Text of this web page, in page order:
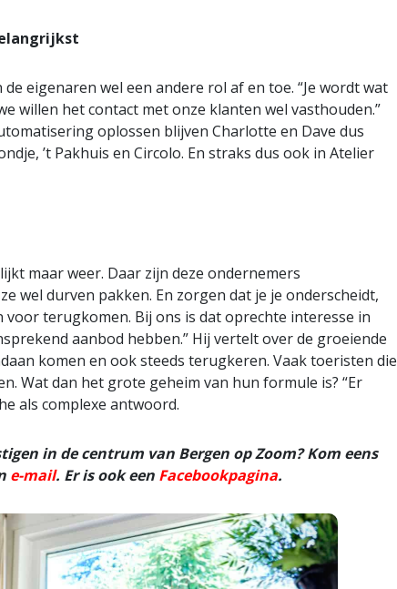
eigenaren wel een andere rol af en toe. “Je wordt wat
willen het contact met onze klanten wel vasthouden.”
oplossen blijven Charlotte en Dave dus
’t Pakhuis en Circolo. En straks dus ook in Atelier
maar weer. Daar zijn deze ondernemers
wel durven pakken. En zorgen dat je je onderscheidt,
terugkomen. Bij ons is dat oprechte interesse in
aanbod hebben.” Hij vertelt over de groeiende
komen en ook steeds terugkeren. Vaak toeristen die
Wat dan het grote geheim van hun formule is? “Er
als complexe antwoord.
in de centrum van Bergen op Zoom? Kom eens
e-mail. Er is ook een Facebookpagina.